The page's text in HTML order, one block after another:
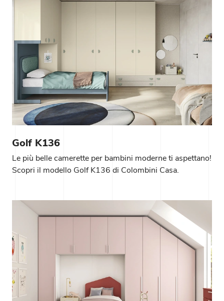
Golf K136
Le più belle camerette per bambini moderne ti aspettano!
Scopri il modello Golf K136 di Colombini Casa.